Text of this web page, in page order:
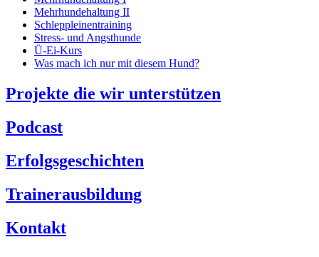
Mehrhundehaltung II
Schleppleinentraining
Stress- und Angsthunde
Ü-Ei-Kurs
Was mach ich nur mit diesem Hund?
Projekte die wir unterstützen
Podcast
Erfolgsgeschichten
Trainerausbildung
Kontakt